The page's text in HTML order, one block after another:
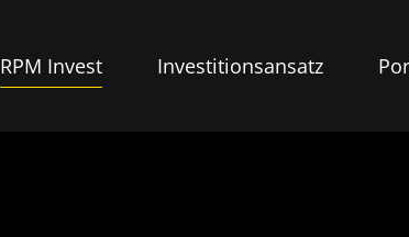
RPM Invest Investitionsansatz